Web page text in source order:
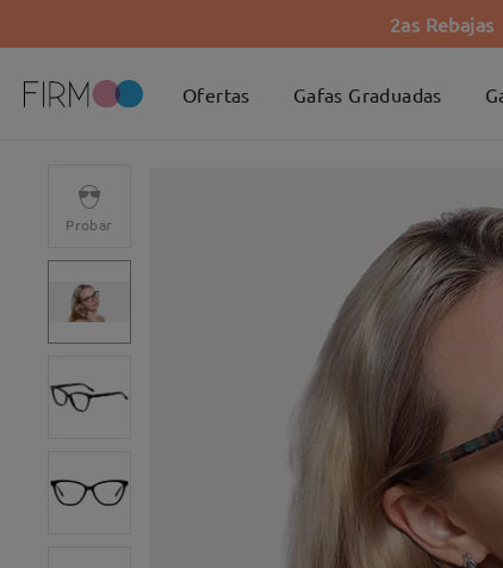
2as
Ofertas Gafas Graduadas
Probar